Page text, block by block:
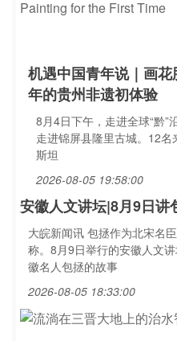
机遇中国青年说｜画
年的贵州非遗初体验
8月4日下午，走进全球“黔
走进锦屏县隆里古城。12
斯坦
2026-08-05 19:58:00
安徽人文讲坛|8月9日讲
大皖新闻讯 包拯作为北宋名
称。8月9日举行的安徽人文
徽名人包拯的故事
2026-08-05 18:33:00